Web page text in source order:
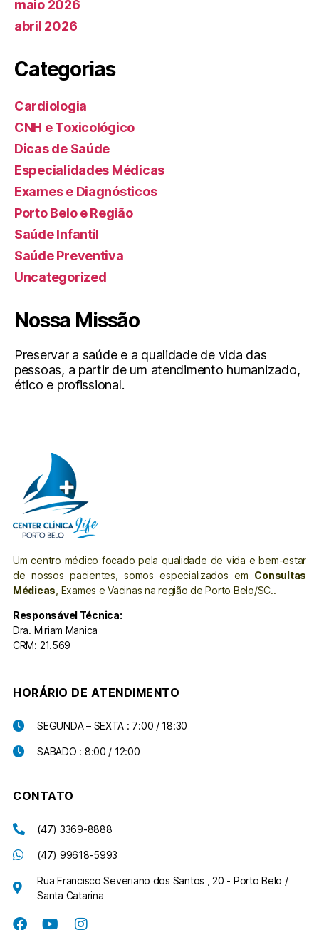
maio 2026
abril 2026
Categorias
Cardiologia
CNH e Toxicológico
Dicas de Saúde
Especialidades Médicas
Exames e Diagnósticos
Porto Belo e Região
Saúde Infantil
Saúde Preventiva
Uncategorized
Nossa Missão
Preservar a saúde e a qualidade de vida das
pessoas, a partir de um atendimento humanizado,
ético e profissional.
Um centro médico focado pela qualidade de vida e bem-estar
de nossos pacientes, somos especializados em Consultas
Médicas , Exames e Vacinas na região de Porto Belo/SC..
Responsável Técnica:
Dra. Miriam Manica
CRM: 21.569
HORÁRIO DE ATENDIMENTO
SEGUNDA – SEXTA : 7:00 / 18:30
SABADO : 8:00 / 12:00
CONTATO
(47) 3369-8888
(47) 99618-5993
Rua Francisco Severiano dos Santos , 20 - Porto Belo /
Santa Catarina